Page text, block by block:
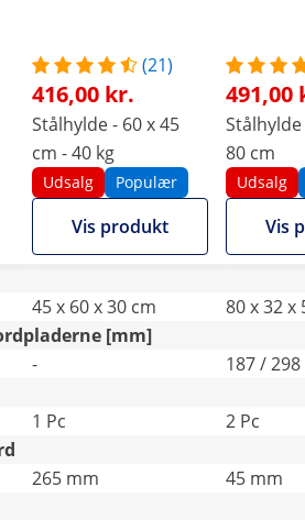
(21)
416,00 kr.
Stålhylde - 60 x 45
cm - 40 kg
Udsalg Populær
Vis produkt
491,00
80 cm
Udsalg
Vis
45 x 60 x 30 cm
80 x 32 x
[mm]
-
187 / 298
1 Pc
2 Pc
265 mm
45 mm